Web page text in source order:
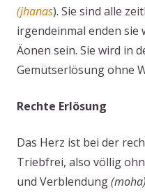
(jhanas). Sie sind alle
irgendeinmal enden sie
Äonen sein. Sie wird in
Gemütserlösung ohne
Rechte Erlösung
Das Herz ist bei der
Triebfrei, also völlig
und Verblendung(moha)